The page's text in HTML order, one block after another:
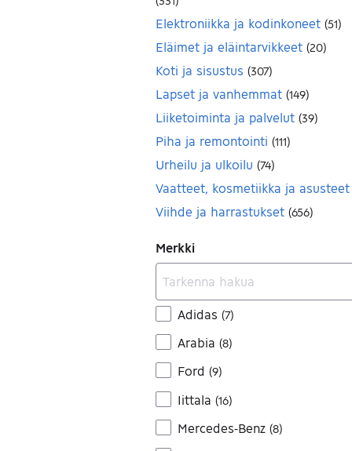
Elektroniikka ja kodinkoneet (51)
Eläimet ja eläintarvikkeet (20)
Koti ja sisustus (307)
Lapset ja vanhemmat (149)
Liiketoiminta ja palvelut (39)
Piha ja remontointi (111)
Urheilu ja ulkoilu (74)
Vaatteet, kosmetiikka ja asusteet
Viihde ja harrastukset (656)
Merkki
Adidas (7)
Arabia (8)
Ford (9)
Iittala (16)
Mercedes-Benz (8)